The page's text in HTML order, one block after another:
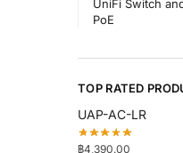
UniFi Switch
PoE
TOP RATED
UAP-AC-LR
฿4,390.00